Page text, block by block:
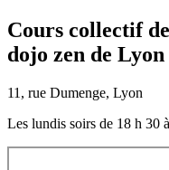
Cours collectif
dojo zen de Lyon
11, rue Dumenge, Lyon
Les lundis soirs de 18 h 30